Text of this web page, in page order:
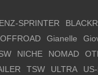
SPRINTER
Gianelle
NICHE NOMAD
TSW ULTRA